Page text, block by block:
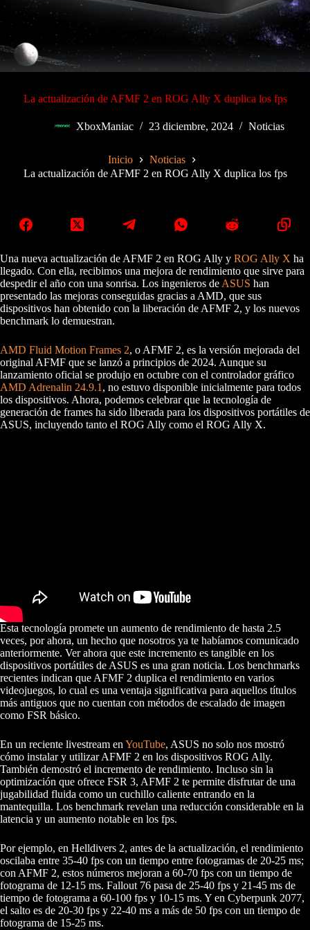
La actualización de AFMF 2 en ROG Ally X duplica los fps
XboxManiac 23 diciembre, 2024 Noticias
Inicio
Noticias
La actualización de AFMF 2 en ROG Ally X duplica los fps
Una nueva actualización de AFMF 2 en ROG Ally y ROG Ally X ha
llegado. Con ella, recibimos una mejora de rendimiento que sirve para
despedir el año con una sonrisa. Los ingenieros de ASUS han
presentado las mejoras conseguidas gracias a AMD, que sus
dispositivos han obtenido con la liberación de AFMF 2, y los nuevos
benchmark lo demuestran.
AMD Fluid Motion Frames 2, o AFMF 2, es la versión mejorada del
original AFMF que se lanzó a principios de 2024. Aunque su
lanzamiento oficial se produjo en octubre con el controlador gráfico
AMD Adrenalin 24.9.1 , no estuvo disponible inicialmente para todos
los dispositivos. Ahora, podemos celebrar que la tecnología de
generación de frames ha sido liberada para los dispositivos portátiles de
ASUS, incluyendo tanto el ROG Ally como el ROG Ally X.
Esta tecnología promete un aumento de rendimiento de hasta 2.5
veces, por ahora, un hecho que nosotros ya te habíamos comunicado
anteriormente. Ver ahora que este incremento es tangible en los
dispositivos portátiles de ASUS es una gran noticia. Los benchmarks
recientes indican que AFMF 2 duplica el rendimiento en varios
videojuegos, lo cual es una ventaja significativa para aquellos títulos
más antiguos que no cuentan con métodos de escalado de imagen
como FSR básico.
En un reciente livestream en YouTube, ASUS no solo nos mostró
cómo instalar y utilizar AFMF 2 en los dispositivos ROG Ally.
También demostró el incremento de rendimiento. Incluso sin la
optimización que ofrece FSR 3, AFMF 2 te permite disfrutar de una
jugabilidad fluida como un cuchillo caliente entrando en la
mantequilla. Los benchmark revelan una reducción considerable en la
latencia y un aumento notable en los fps.
Por ejemplo, en Helldivers 2, antes de la actualización, el rendimiento
oscilaba entre 35-40 fps con un tiempo entre fotogramas de 20-25 ms;
con AFMF 2, estos números mejoran a 60-70 fps con un tiempo de
fotograma de 12-15 ms. Fallout 76 pasa de 25-40 fps y 21-45 ms de
tiempo de fotograma a 60-100 fps y 10-15 ms. Y en Cyberpunk 2077,
el salto es de 20-30 fps y 22-40 ms a más de 50 fps con un tiempo de
fotograma de 15-25 ms.